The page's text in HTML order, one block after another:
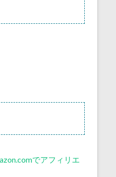
でアフィリエ